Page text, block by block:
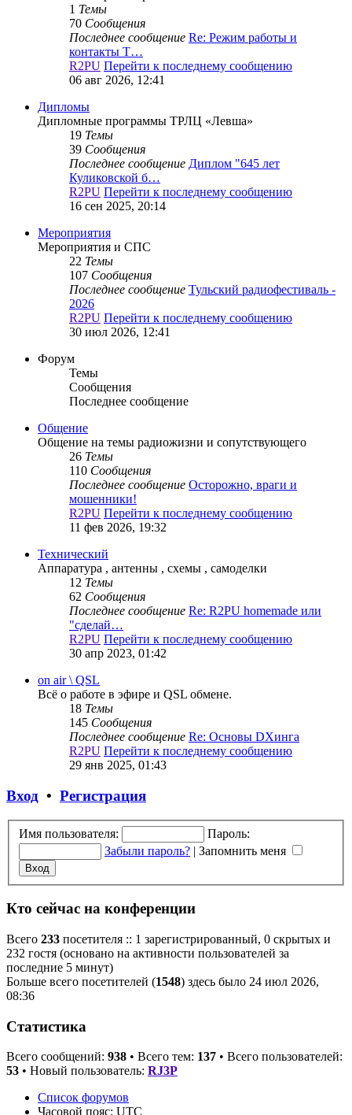
1 Темы
70 Сообщения
Последнее сообщение Re: Режим работы и
контакты Т…
R2PU Перейти к последнему сообщению
06 авг 2026, 12:41
Дипломы
Дипломные программы ТРЛЦ «Левша»
19 Темы
39 Сообщения
Последнее сообщение Диплом "645 лет
Куликовской б…
R2PU Перейти к последнему сообщению
16 сен 2025, 20:14
Мероприятия
Мероприятия и СПС
22 Темы
107 Сообщения
Последнее сообщение Тульский радиофестиваль -
2026
R2PU Перейти к последнему сообщению
30 июл 2026, 12:41
Форум
Темы
Сообщения
Последнее сообщение
Общение
Общение на темы радиожизни и сопутствующего
26 Темы
110 Сообщения
Последнее сообщение Осторожно, враги и
мошенники!
R2PU Перейти к последнему сообщению
11 фев 2026, 19:32
Технический
Аппаратура , антенны , схемы , самоделки
12 Темы
62 Сообщения
Последнее сообщение Re: R2PU homemade или
"сделай…
R2PU Перейти к последнему сообщению
30 апр 2023, 01:42
on air \ QSL
Всё о работе в эфире и QSL обмене.
18 Темы
145 Сообщения
Последнее сообщение Re: Основы DXинга
R2PU Перейти к последнему сообщению
29 янв 2025, 01:43
Вход • Регистрация
Имя пользователя:
Пароль:
Забыли пароль? | Запомнить меня
Кто сейчас на конференции
Всего 233 посетителя :: 1 зарегистрированный, 0 скрытых и
232 гостя (основано на активности пользователей за
последние 5 минут)
Больше всего посетителей (1548) здесь было 24 июл 2026,
08:36
Статистика
Всего сообщений: 938 • Всего тем: 137 • Всего пользователей:
53 • Новый пользователь: RJ3P
Список форумов
Часовой пояс: UTC